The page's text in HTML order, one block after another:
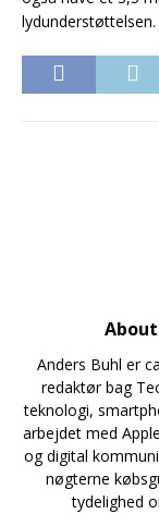
Anders Buhl er
redaktør bag
teknologi,
arbejdet med
og digital
nøgterne
tydelighed